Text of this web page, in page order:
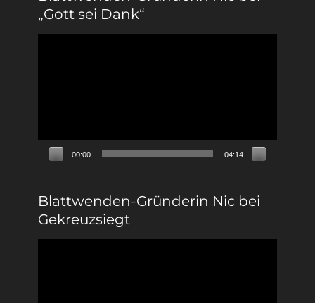
„Gott sei Dank“
00:00 04:14
Blattwenden-Gründerin Nic bei
Gekreuzsiegt